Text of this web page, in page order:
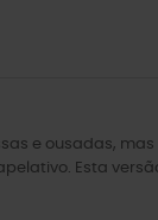
e ousadas,
Esta